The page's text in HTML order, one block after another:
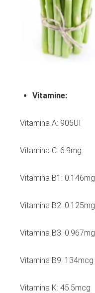
Vitamine:
Vitamina A: 905UI
Vitamina C: 6.9mg
Vitamina B1: 0.146mg
Vitamina B2: 0.125mg
Vitamina B3: 0.967mg
Vitamina B9: 134mcg
Vitamina K: 45.5mcg